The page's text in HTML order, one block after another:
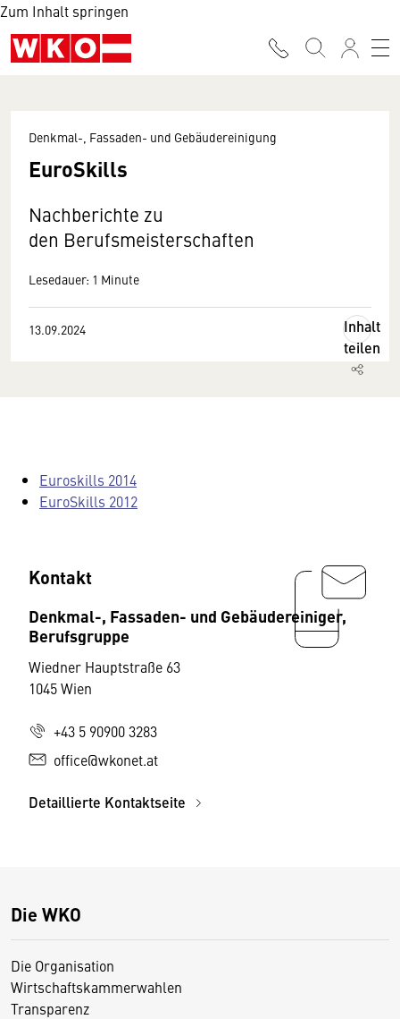
Zum Inhalt springen
Denkmal-, Fassaden- und Gebäudereinigung
EuroSkills
Nachberichte zu
den Berufsmeisterschaften
Lesedauer: 1 Minute
13.09.2024
Inhalt
teilen
Euroskills 2014
EuroSkills 2012
Kontakt
Denkmal-, Fassaden- und Gebäudereiniger,
Berufsgruppe
Wiedner Hauptstraße 63
1045 Wien
+43 5 90900 3283
office@wkonet.at
Detaillierte Kontaktseite
Die WKO
Die Organisation
Wirtschaftskammerwahlen
Transparenz